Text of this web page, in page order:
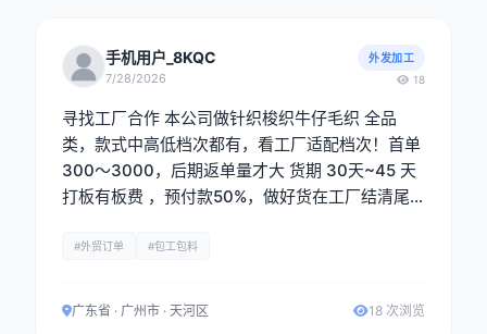
手机用户_8KQC
7/28/2026
外发加工
18
寻找工厂合作 本公司做针织梭织牛仔毛织 全品
类，款式中高低档次都有，看工厂适配档次！首单
300～3000，后期返单量才大 货期 30天~45 天
打板有板费 ，预付款50%，做好货在工厂结清尾
8188479 《微信同号》
#外贸订单 #包工包料
广东省 · 广州市 · 天河区 18 次浏览